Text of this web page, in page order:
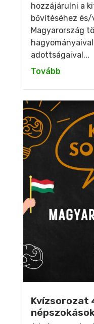
hozzájárulni a
bővítéséhez
Magyarország
adottságaival...
Tovább
Kvízsorozat